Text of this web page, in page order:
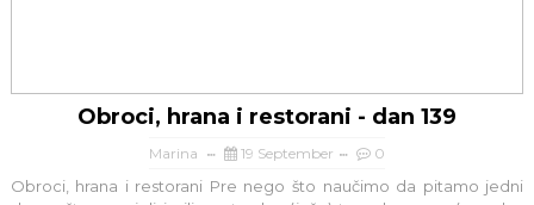
Obroci, hrana i restorani - dan 139
Marina 19 September 0
Obroci, hrana i restorani Pre nego što naučimo da pitamo jedni